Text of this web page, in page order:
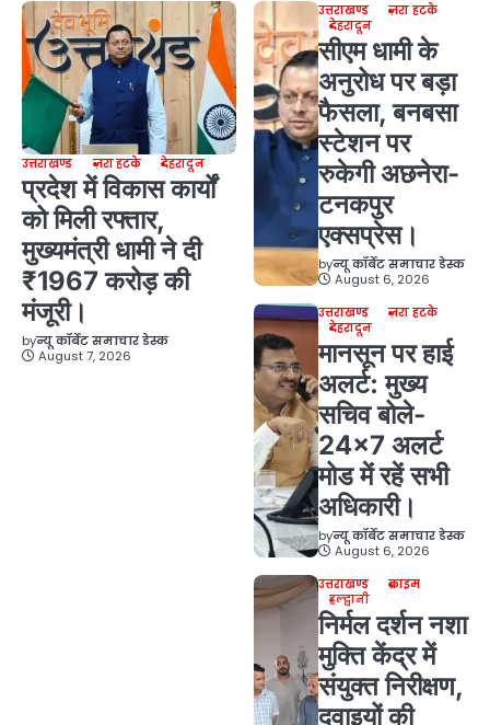
उत्तराखण्ड ज़रा हटके देहरादून
प्रदेश में विकास कार्यों
को मिली रफ्तार,
मुख्यमंत्री धामी ने दी
₹1967 करोड़ की
मंजूरी।
byन्यू कॉर्बेट समाचार डेस्क
August 7, 2026
उत्तराखण्ड
ज़रा हटके
देहरादून
सीएम धामी के
अनुरोध पर बड़ा
फैसला, बनबसा
स्टेशन पर
रुकेगी अछनेरा-
टनकपुर
एक्सप्रेस।
byन्यू कॉर्बेट समाचार डेस्क
August 6, 2026
उत्तराखण्ड
ज़रा हटके
देहरादून
मानसून पर हाई
अलर्ट: मुख्य
सचिव बोले-
24×7 अलर्ट
मोड में रहें सभी
अधिकारी।
byन्यू कॉर्बेट समाचार डेस्क
August 6, 2026
उत्तराखण्ड
क्राइम
हल्द्वानी
निर्मल दर्शन नशा
मुक्ति केंद्र में
संयुक्त निरीक्षण,
दवाइयों की